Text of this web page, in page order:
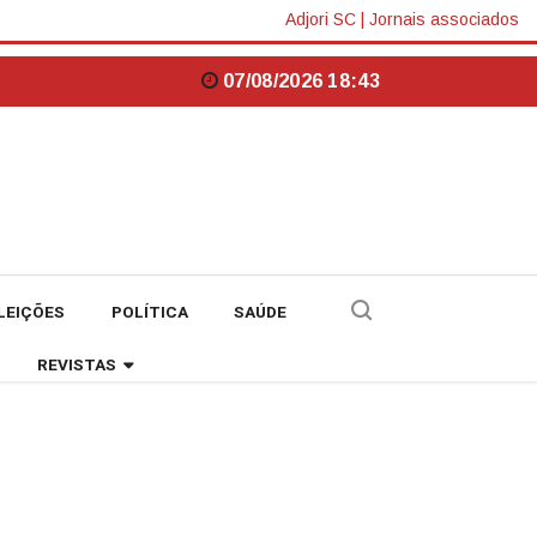
Adjori SC Jornais associados
07/08/2026 18:43
POLÍTICA SAÚDE
REVISTAS